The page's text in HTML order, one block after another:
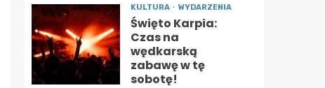
KULTURA WYDARZENIA
Święto Karpia:
Czas na
wędkarską
zabawę w tę
sobotę!